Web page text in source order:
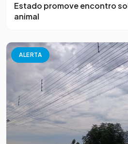
Estado promove encontro
animal
ALERTA